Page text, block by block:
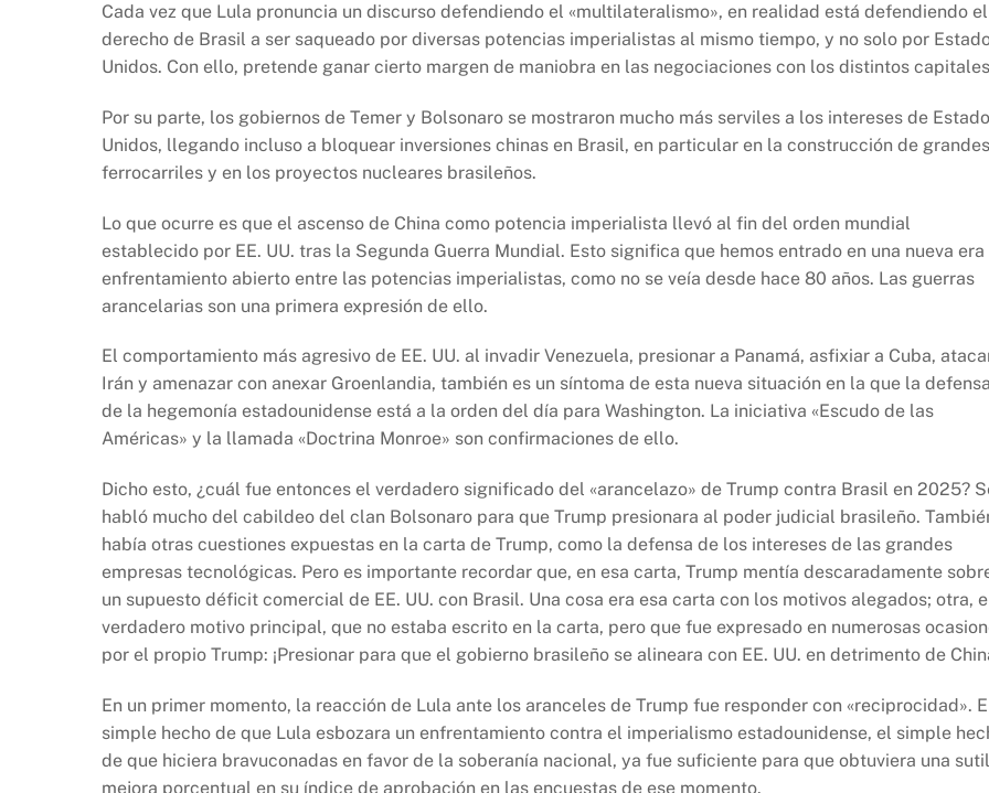
Cada vez que Lula pronuncia un discurso defendiendo el «multilateralismo», en realidad está defendiendo el
derecho de Brasil a ser saqueado por diversas potencias imperialistas al mismo tiempo, y no solo por
Unidos. Con ello, pretende ganar cierto margen de maniobra en las negociaciones con los distintos
Por su parte, los gobiernos de Temer y Bolsonaro se mostraron mucho más serviles a los intereses de
Unidos, llegando incluso a bloquear inversiones chinas en Brasil, en particular en la construcción de grandes
ferrocarriles y en los proyectos nucleares brasileños.
Lo que ocurre es que el ascenso de China como potencia imperialista llevó al fin del orden mundial
establecido por EE. UU. tras la Segunda Guerra Mundial. Esto significa que hemos entrado en una nueva era
enfrentamiento abierto entre las potencias imperialistas, como no se veía desde hace 80 años. Las guerras
arancelarias son una primera expresión de ello.
El comportamiento más agresivo de EE. UU. al invadir Venezuela, presionar a Panamá, asfixiar a Cuba,
Irán y amenazar con anexar Groenlandia, también es un síntoma de esta nueva situación en la que la
de la hegemonía estadounidense está a la orden del día para Washington. La iniciativa «Escudo de las
Américas» y la llamada «Doctrina Monroe» son confirmaciones de ello.
Dicho esto, ¿cuál fue entonces el verdadero significado del «arancelazo» de Trump contra Brasil en 2025?
habló mucho del cabildeo del clan Bolsonaro para que Trump presionara al poder judicial brasileño.
había otras cuestiones expuestas en la carta de Trump, como la defensa de los intereses de las grandes
empresas tecnológicas. Pero es importante recordar que, en esa carta, Trump mentía descaradamente
un supuesto déficit comercial de EE. UU. con Brasil. Una cosa era esa carta con los motivos alegados; otra,
verdadero motivo principal, que no estaba escrito en la carta, pero que fue expresado en numerosas
por el propio Trump: ¡Presionar para que el gobierno brasileño se alineara con EE. UU. en detrimento de
En un primer momento, la reacción de Lula ante los aranceles de Trump fue responder con «reciprocidad».
simple hecho de que Lula esbozara un enfrentamiento contra el imperialismo estadounidense, el simple
de que hiciera bravuconadas en favor de la soberanía nacional, ya fue suficiente para que obtuviera una sutil
mejora porcentual en su índice de aprobación en las encuestas de ese momento.